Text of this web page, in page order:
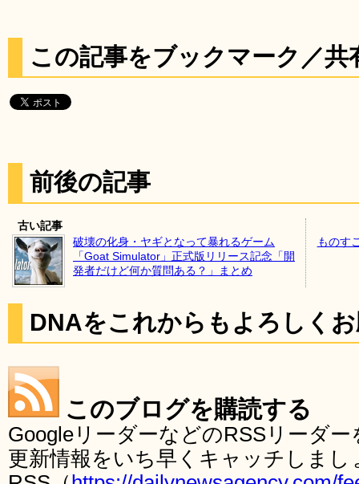
この記事をブックマーク／共
前後の記事
古い記事
破壊の化身・ヤギとなって暴れるゲーム
「Goat Simulator」正式版リリース記念「開
発者だけど何か質問ある？」まとめ
ものす
DNAをこれからもよろしく
このブログを購読する
GoogleリーダーなどのRSSリーダ
更新情報をいち早くキャッチしま